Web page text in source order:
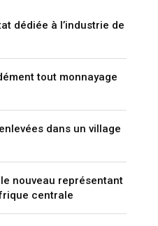
dédiée à l’industrie de
tout monnayage
dans un village
nouveau représentant
centrale